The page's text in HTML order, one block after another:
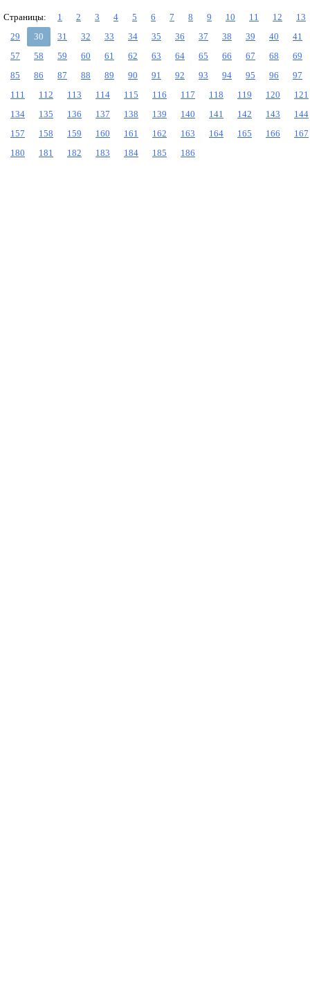
Страницы: 1 2 3 4 5 6 7 8 9 10 11 12
13
29
30 31 32 33 34 35 36 37 38 39 40
41
57
58 59 60 61 62 63 64 65 66 67 68
69
85
86 87 88 89 90 91 92 93 94 95 96
97
111
112 113 114 115 116 117 118 119 120
121
134
135 136 137 138 139 140 141 142 143
144
157
158 159 160 161 162 163 164 165 166
167
180
181 182 183 184 185 186